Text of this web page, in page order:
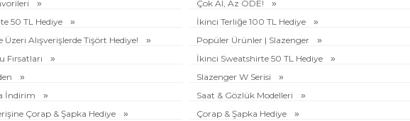
Çok Al, Az ÖDE!
50 TL Hediye İkinci Terliğe 100 TL Hediye
Üzeri Alışverişlerde Tişört Hediye! Popüler Ürünler | Slazenger
Fırsatları İkinci Sweatshirte 50 TL Hediye
Slazenger W Serisi
İndirim Saat & Gözlük Modelleri
Çorap & Şapka Hediye Çorap & Şapka Hediye